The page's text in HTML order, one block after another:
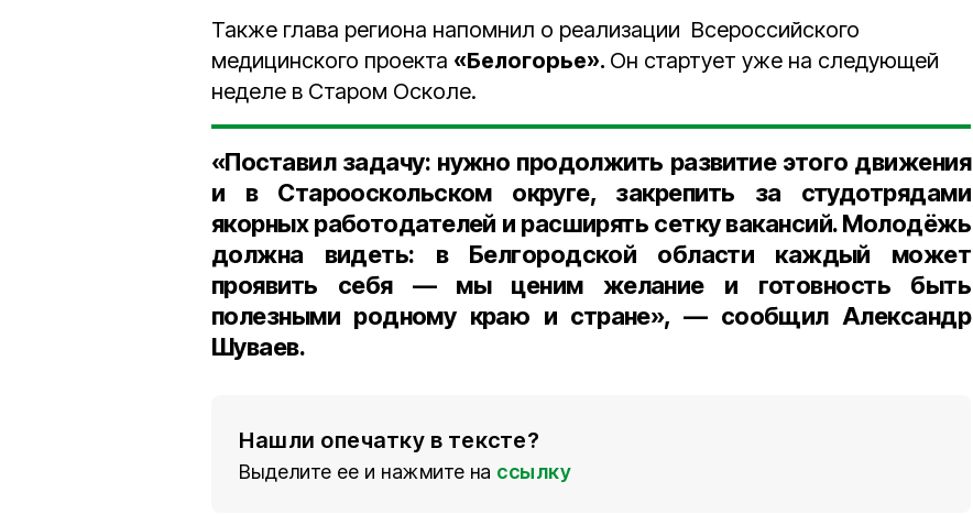
Также глава региона напомнил о реализации Всероссийского
медицинского проекта «Белогорье». Он стартует уже на следующей
неделе в Старом Осколе.
«Поставил задачу: нужно продолжить развитие этого движения
и в Старооскольском округе, закрепить за студотрядами
якорных работодателей и расширять сетку вакансий. Молодёжь
должна видеть: в Белгородской области каждый может
проявить себя — мы ценим желание и готовность быть
полезными родному краю и стране», — сообщил Александр
Шуваев.
Нашли опечатку в тексте?
Выделите ее и нажмите на ссылку